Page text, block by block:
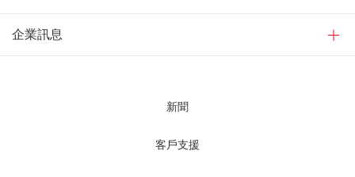
企業訊息
新聞
客戶支援